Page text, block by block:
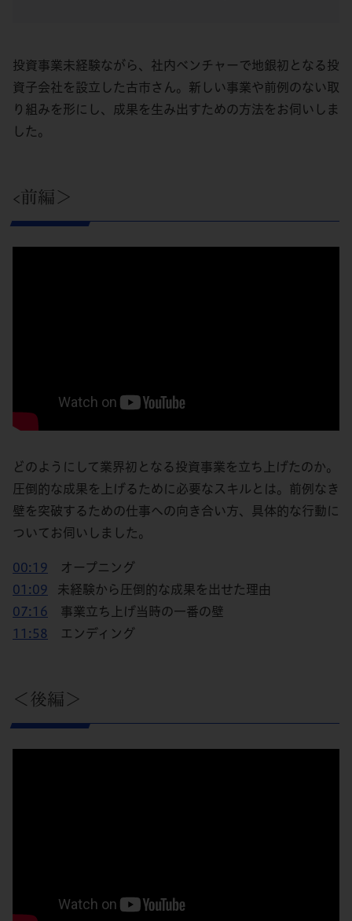
投資事業未経験ながら、社内ベンチャーで地銀初となる投
資子会社を設立した古市さん。新しい事業や前例のない取
り組みを形にし、成果を生み出すための方法をお伺いしま
した。
<前編＞
どのようにして業界初となる投資事業を立ち上げたのか。
圧倒的な成果を上げるために必要なスキルとは。前例なき
壁を突破するための仕事への向き合い方、具体的な行動に
ついてお伺いしました。
00:19 オープニング
01:09 未経験から圧倒的な成果を出せた理由
07:16 事業立ち上げ当時の一番の壁
11:58 エンディング
＜後編＞